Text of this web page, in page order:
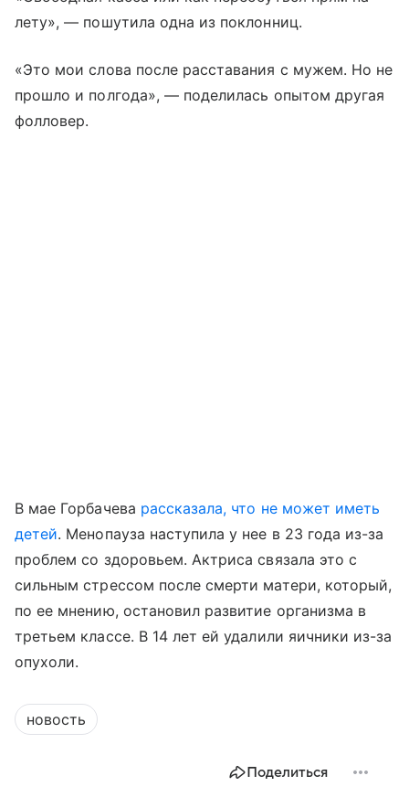
лету», — пошутила одна из поклонниц.
«Это мои слова после расставания с мужем. Но не
прошло и полгода», — поделилась опытом другая
фолловер.
В мае Горбачева рассказала, что не может иметь
детей. Менопауза наступила у нее в 23 года из-за
проблем со здоровьем. Актриса связала это с
сильным стрессом после смерти матери, который,
по ее мнению, остановил развитие организма в
третьем классе. В 14 лет ей удалили яичники из-за
опухоли.
новость
Поделиться